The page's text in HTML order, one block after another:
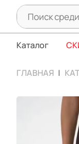
Каталог
ГЛАВНАЯ